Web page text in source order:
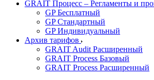
GRAIT Процесс – Регламенты и
GP Бесплатный
GP Стандартный
GP Индивидуальный
Архив тарифов
GRAIT Audit Расширенный
GRAIT Process Базовый
GRAIT Process Расширенный